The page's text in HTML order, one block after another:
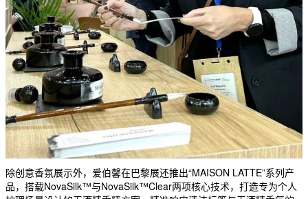
除创意香氛展示外，爱伯馨在巴黎展还推出“MAISON LATTE”系列产
品，搭载NovaSilk™与NovaSilk™Clear两项核心技术，打造专为个人